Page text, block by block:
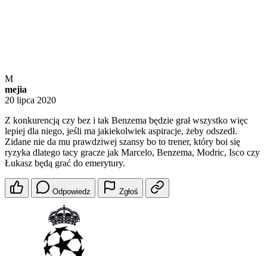
M
mejia
20 lipca 2020
Z konkurencją czy bez i tak Benzema będzie grał wszystko więc
lepiej dla niego, jeśli ma jakiekolwiek aspiracje, żeby odszedł.
Zidane nie da mu prawdziwej szansy bo to trener, który boi się
ryzyka dlatego tacy gracze jak Marcelo, Benzema, Modric, Isco czy
Łukasz będą grać do emerytury.
Odpowiedz Zgłoś